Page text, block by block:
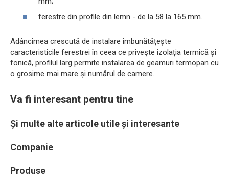
ferestre din profile din lemn - de la 58 la 165 mm.
Adâncimea crescută de instalare îmbunătățește
caracteristicile ferestrei în ceea ce privește izolația termică și
fonică, profilul larg permite instalarea de geamuri termopan cu
o grosime mai mare și numărul de camere.
Va fi interesant pentru tine
Și multe alte articole utile și interesante
Companie
Produse